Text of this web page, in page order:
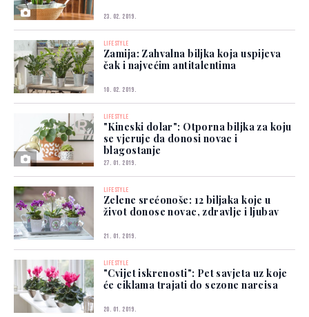
23. 02. 2019.
LIFESTYLE
Zamija: Zahvalna biljka koja uspijeva
čak i najvećim antitalentima
10. 02. 2019.
LIFESTYLE
"Kineski dolar": Otporna biljka za koju
se vjeruje da donosi novac i
blagostanje
27. 01. 2019.
LIFESTYLE
Zelene srećonoše: 12 biljaka koje u
život donose novac, zdravlje i ljubav
21. 01. 2019.
LIFESTYLE
"Cvijet iskrenosti": Pet savjeta uz koje
će ciklama trajati do sezone narcisa
20. 01. 2019.